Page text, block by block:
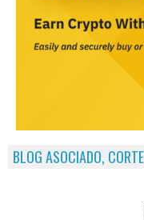
BLOG ASOCIADO,